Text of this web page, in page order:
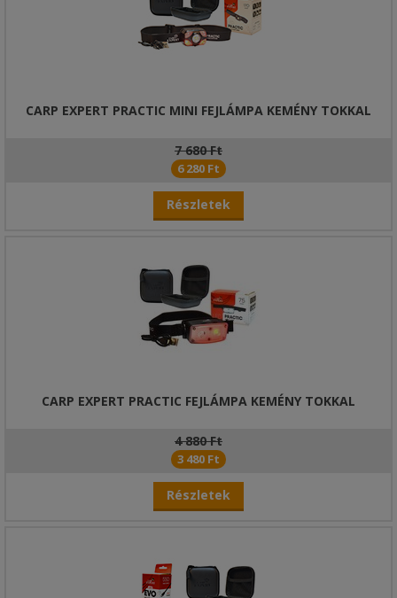
CARP EXPERT PRACTIC MINI FEJLÁMPA KEMÉNY TOKKAL
7 680 Ft
6 280 Ft
Részletek
CARP EXPERT PRACTIC FEJLÁMPA KEMÉNY TOKKAL
4 880 Ft
3 480 Ft
Részletek